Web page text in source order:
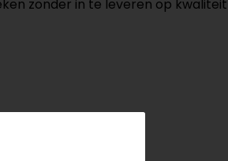
zonder in te leveren op